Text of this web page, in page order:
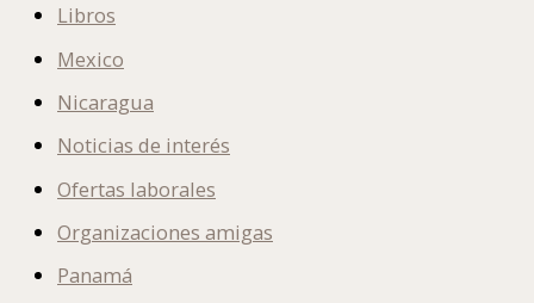
Libros
Mexico
Nicaragua
Noticias de interés
Ofertas laborales
Organizaciones amigas
Panamá